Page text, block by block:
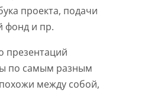
проекта, подачи
фонд и пр.
презентаций
по самым разным
между собой,